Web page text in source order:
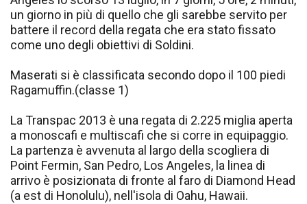
un giorno in più di quello che gli sarebbe servito per
battere il record della regata che era stato fissato
come uno degli obiettivi di Soldini.
Maserati si è classificata secondo dopo il 100 piedi
Ragamuffin.(classe 1)
La Transpac 2013 è una regata di 2.225 miglia aperta
a monoscafi e multiscafi che si corre in equipaggio.
La partenza è avvenuta al largo della scogliera di
Point Fermin, San Pedro, Los Angeles, la linea di
arrivo è posizionata di fronte al faro di Diamond Head
(a est di Honolulu), nell'isola di Oahu, Hawaii.